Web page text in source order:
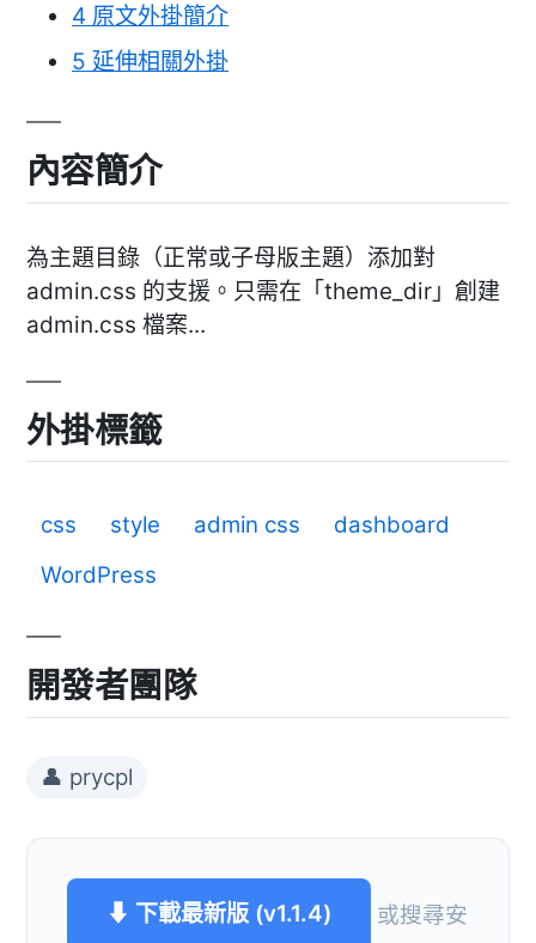
4 原文外掛簡介
5 延伸相關外掛
內容簡介
為主題目錄（正常或子母版主題）添加對
admin.css 的支援。只需在「theme_dir」創建
admin.css 檔案...
外掛標籤
css style admin css
dashboard
WordPress
開發者團隊
👤 prycpl
⬇ 下載最新版 (v1.1.4)
或搜尋安